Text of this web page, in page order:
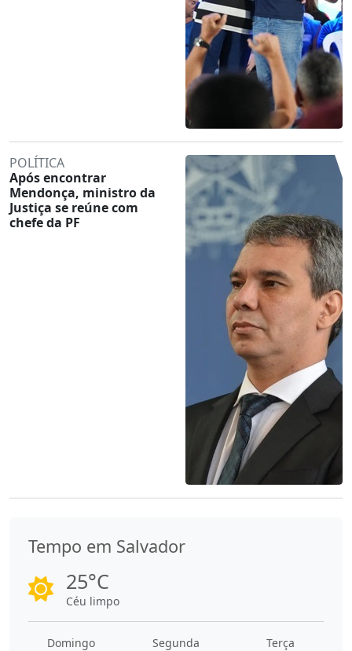
POLÍTICA
Após encontrar
Mendonça, ministro da
Justiça se reúne com
chefe da PF
Tempo em Salvador
25°C
Céu limpo
Domingo Segunda Terça